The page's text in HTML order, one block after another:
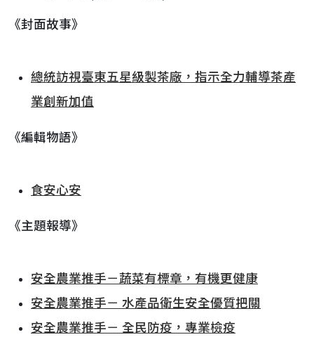
《封面故事》
總統訪視臺東五星級製茶廠，指示全力輔導茶產
業創新加值
《編輯物語》
食安心安
《主題報導》
安全農業推手－蔬菜有標章，有機更健康
安全農業推手－ 水產品衛生安全優質把關
安全農業推手－ 全民防疫，專業檢疫